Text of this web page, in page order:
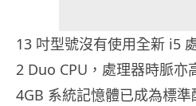
13 吋型號沒有使用全新 i5
2 Duo CPU，處理器時脈亦
4GB 系統記憶體已成為標